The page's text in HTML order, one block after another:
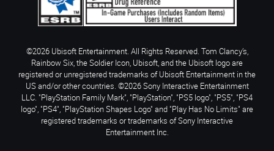
©2026 Ubisoft Entertainment. All Rights Reserved. Tom Clancy’s,
Rainbow Six, the Soldier Icon, Ubisoft, and the Ubisoft logo are
registered or unregistered trademarks of Ubisoft Entertainment in the
US and/or other countries. ©2026 Sony Interactive Entertainment
LLC. "PlayStation Family Mark", "PlayStation", "PS5 logo", "PS5", "PS4
logo", "PS4", "PlayStation Shapes Logo" and "Play Has No Limits" are
registered trademarks or trademarks of Sony Interactive
Entertainment Inc.